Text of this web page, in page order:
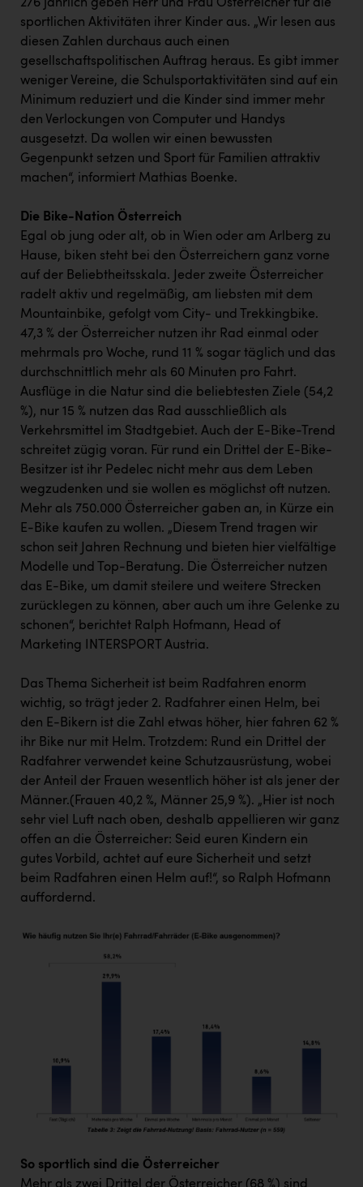
276 jährlich geben Herr und Frau Österreicher für die
sportlichen Aktivitäten ihrer Kinder aus. „Wir lesen aus
diesen Zahlen durchaus auch einen
gesellschaftspolitischen Auftrag heraus. Es gibt immer
weniger Vereine, die Schulsportaktivitäten sind auf ein
Minimum reduziert und die Kinder sind immer mehr
den Verlockungen von Computer und Handys
ausgesetzt. Da wollen wir einen bewussten
Gegenpunkt setzen und Sport für Familien attraktiv
machen“, informiert Mathias Boenke.
Die Bike-Nation Österreich
Egal ob jung oder alt, ob in Wien oder am Arlberg zu
Hause, biken steht bei den Österreichern ganz vorne
auf der Beliebtheitsskala. Jeder zweite Österreicher
radelt aktiv und regelmäßig, am liebsten mit dem
Mountainbike, gefolgt vom City- und Trekkingbike.
47,3 % der Österreicher nutzen ihr Rad einmal oder
mehrmals pro Woche, rund 11 % sogar täglich und das
durchschnittlich mehr als 60 Minuten pro Fahrt.
Ausflüge in die Natur sind die beliebtesten Ziele (54,2
%), nur 15 % nutzen das Rad ausschließlich als
Verkehrsmittel im Stadtgebiet. Auch der E-Bike-Trend
schreitet zügig voran. Für rund ein Drittel der E-Bike-
Besitzer ist ihr Pedelec nicht mehr aus dem Leben
wegzudenken und sie wollen es möglichst oft nutzen.
Mehr als 750.000 Österreicher gaben an, in Kürze ein
E-Bike kaufen zu wollen. „Diesem Trend tragen wir
schon seit Jahren Rechnung und bieten hier vielfältige
Modelle und Top-Beratung. Die Österreicher nutzen
das E-Bike, um damit steilere und weitere Strecken
zurücklegen zu können, aber auch um ihre Gelenke zu
schonen“, berichtet Ralph Hofmann, Head of
Marketing INTERSPORT Austria.
Das Thema Sicherheit ist beim Radfahren enorm
wichtig, so trägt jeder 2. Radfahrer einen Helm, bei
den E-Bikern ist die Zahl etwas höher, hier fahren 62 %
ihr Bike nur mit Helm. Trotzdem: Rund ein Drittel der
Radfahrer verwendet keine Schutzausrüstung, wobei
der Anteil der Frauen wesentlich höher ist als jener der
Männer.(Frauen 40,2 %, Männer 25,9 %). „Hier ist noch
sehr viel Luft nach oben, deshalb appellieren wir ganz
offen an die Österreicher: Seid euren Kindern ein
gutes Vorbild, achtet auf eure Sicherheit und setzt
beim Radfahren einen Helm auf!“, so Ralph Hofmann
auffordernd.
So sportlich sind die Österreicher